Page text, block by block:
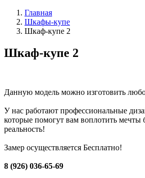
Главная
Шкафы-купе
Шкаф-купе 2
Шкаф-купе 2
Данную модель можно изготовить
У нас работают профессиональные
которые помогут вам воплотить мечты
реальность!
Замер осуществляется Бесплатно!
8 (926) 036-65-69